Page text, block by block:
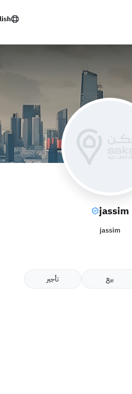
jassim
jassim
بيع تأجير